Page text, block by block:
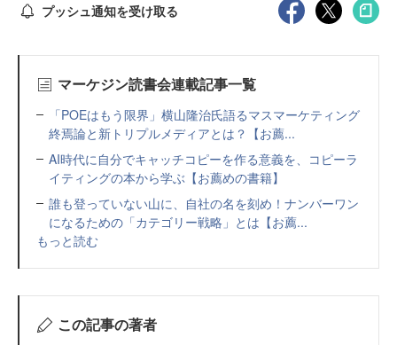
プッシュ通知を受け取る
マーケジン読書会連載記事一覧
「POEはもう限界」横山隆治氏語るマスマーケティング
終焉論と新トリプルメディアとは？【お薦...
AI時代に自分でキャッチコピーを作る意義を、コピーラ
イティングの本から学ぶ【お薦めの書籍】
誰も登っていない山に、自社の名を刻め！ナンバーワン
になるための「カテゴリー戦略」とは【お薦...
もっと読む
この記事の著者